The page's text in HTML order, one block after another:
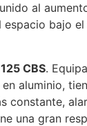
al
bajo
CBS.
aluminio,
una gran